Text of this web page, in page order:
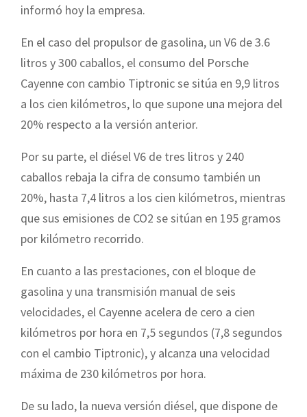
informó hoy la empresa.
En el caso del propulsor de gasolina, un V6 de 3.6
litros y 300 caballos, el consumo del Porsche
Cayenne con cambio Tiptronic se sitúa en 9,9 litros
a los cien kilómetros, lo que supone una mejora del
20% respecto a la versión anterior.
Por su parte, el diésel V6 de tres litros y 240
caballos rebaja la cifra de consumo también un
20%, hasta 7,4 litros a los cien kilómetros, mientras
que sus emisiones de CO2 se sitúan en 195 gramos
por kilómetro recorrido.
En cuanto a las prestaciones, con el bloque de
gasolina y una transmisión manual de seis
velocidades, el Cayenne acelera de cero a cien
kilómetros por hora en 7,5 segundos (7,8 segundos
con el cambio Tiptronic), y alcanza una velocidad
máxima de 230 kilómetros por hora.
De su lado, la nueva versión diésel, que dispone de